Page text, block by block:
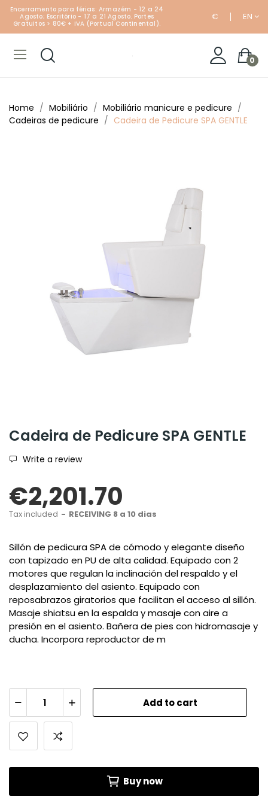
Encerramento para férias: Armazém - 12 a 24
Agosto; Escritório - 17 a 21 Agosto. Portes
Gratuitos > 80€ + IVA (Portual Continental).
€ EN
0
Home Mobiliário
Mobiliário manicure e pedicure
Cadeiras de pedicure
Cadeira de Pedicure SPA GENTLE
Cadeira de Pedicure SPA GENTLE
Write a review
€2,201.70
Tax included RECEIVING 8 a 10 dias
Sillón de pedicura SPA de cómodo y elegante diseño
con tapizado en PU de alta calidad. Equipado con 2
motores que regulan la inclinación del respaldo y el
desplazamiento del asiento. Equipado con
reposabrazos giratorios que facilitan el acceso al sillón.
Masaje shiatsu en la espalda y masaje con aire a
presión en el asiento. Bañera de pies con hidromasaje y
ducha. Incorpora reproductor de m
Add to cart
Buy now